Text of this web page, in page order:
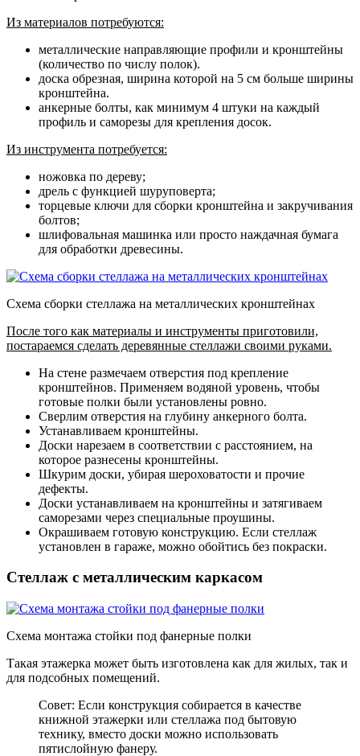
Из материалов потребуются:
металлические направляющие профили и кронштейны
(количество по числу полок).
доска обрезная, ширина которой на 5 см больше ширины
кронштейна.
анкерные болты, как минимум 4 штуки на каждый
профиль и саморезы для крепления досок.
Из инструмента потребуется:
ножовка по дереву;
дрель с функцией шуруповерта;
торцевые ключи для сборки кронштейна и закручивания
болтов;
шлифовальная машинка или просто наждачная бумага
для обработки древесины.
Схема сборки стеллажа на металлических кронштейнах
После того как материалы и инструменты приготовили,
постараемся сделать деревянные стеллажи своими руками.
На стене размечаем отверстия под крепление
кронштейнов. Применяем водяной уровень, чтобы
готовые полки были установлены ровно.
Сверлим отверстия на глубину анкерного болта.
Устанавливаем кронштейны.
Доски нарезаем в соответствии с расстоянием, на
которое разнесены кронштейны.
Шкурим доски, убирая шероховатости и прочие
дефекты.
Доски устанавливаем на кронштейны и затягиваем
саморезами через специальные проушины.
Окрашиваем готовую конструкцию. Если стеллаж
установлен в гараже, можно обойтись без покраски.
Стеллаж с металлическим каркасом
Схема монтажа стойки под фанерные полки
Такая этажерка может быть изготовлена как для жилых, так и
для подсобных помещений.
Совет: Если конструкция собирается в качестве
книжной этажерки или стеллажа под бытовую
технику, вместо доски можно использовать
пятислойную фанеру.